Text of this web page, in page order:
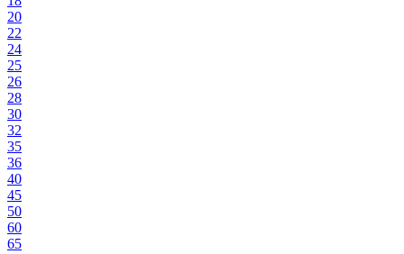
20
22
24
25
26
28
30
32
35
36
40
45
50
60
65